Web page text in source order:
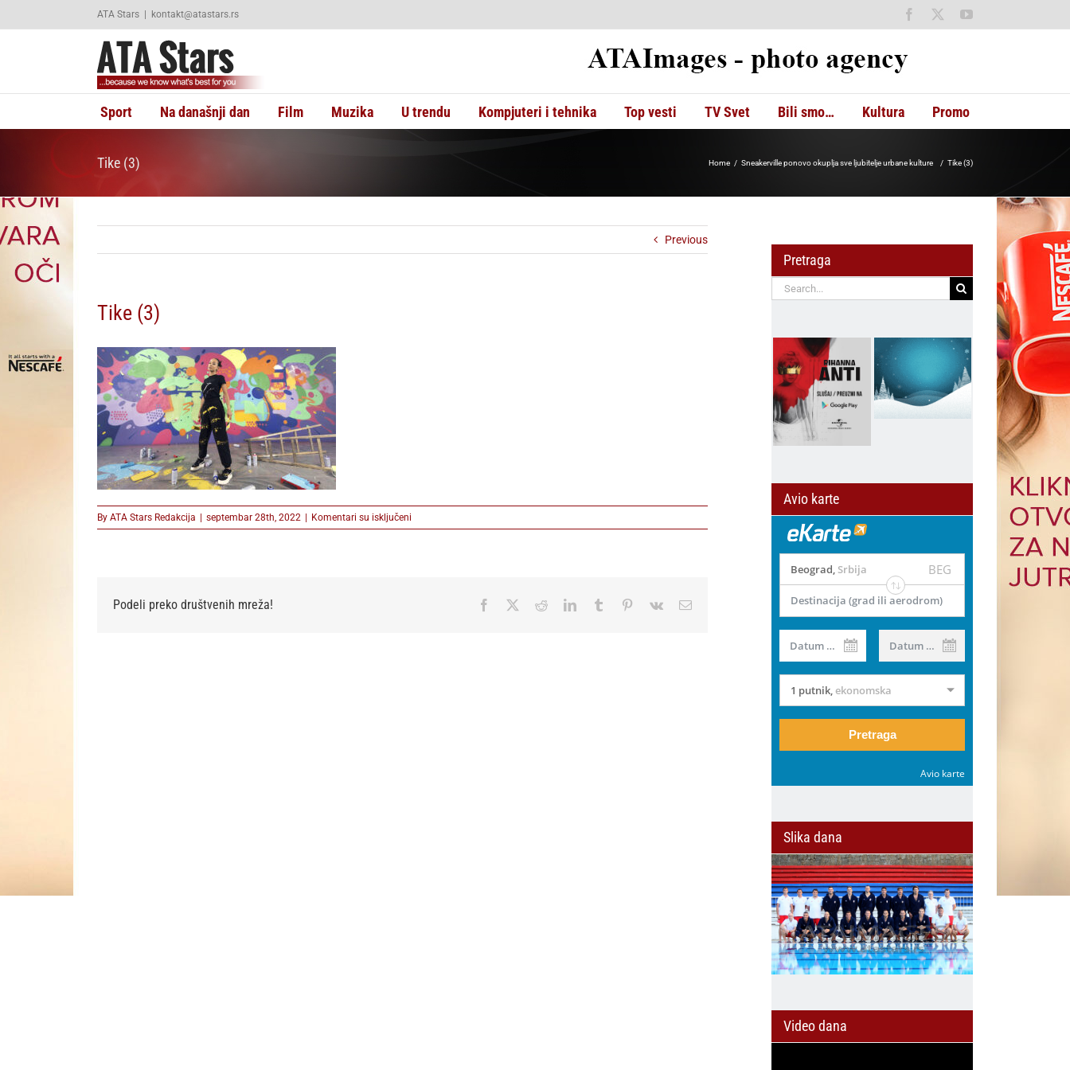
ATA Stars | kontakt@atastars.rs Facebook YouTube
Sport Na današnji dan Film Muzika U trendu Kompjuteri i tehnika Top vesti TV Svet Bili smo… Kultura Promo
Tike (3) Home Sneakerville ponovo okuplja sve ljubitelje urbane kulture Tike (3)
Previous
Tike (3)
By ATA Stars Redakcija | septembar 28th, 2022 | Komentari su isključeni
Tike
Podeli preko društvenih mreža! Facebook RedditLinkedInTumblr Pinterest
Vk Email
Pretraga
Search
for:
Avio karte
Beograd, Srbija BEG
Destinacija (grad ili aerodrom)
Datum od Datum do
1 putnik,ekonomska
Pretraga
Avio karte
Slika dana
Video dana